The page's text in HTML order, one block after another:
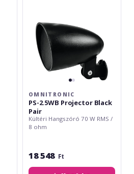
OMNITRONIC
PS-2.5WB Projector Black
Pair
Kültéri Hangszóró 70 W RMS /
8 ohm
18 548 Ft